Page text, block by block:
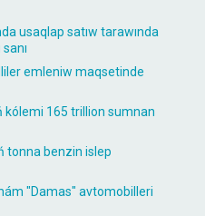
usaqlap satıw tarawında
emleniw maqsetinde
kólemi 165 trillion sumnan
tonna benzin islep
"Damas" avtomobilleri